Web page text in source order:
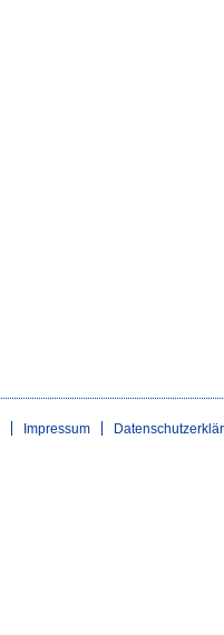
Impressum